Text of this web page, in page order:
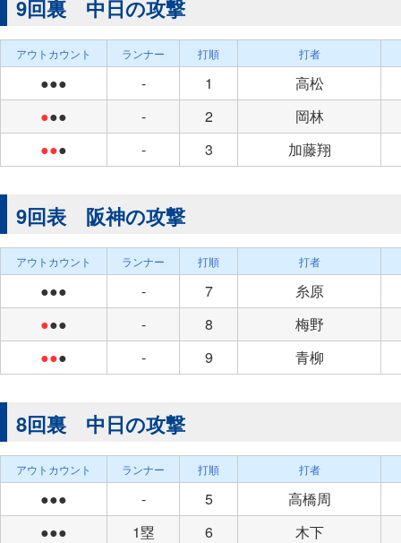
9回裏 中日の攻撃
アウトカウント ランナー 打順 打者
●●● - 1
高松
●●● - 2
岡林
●●● - 3 加藤翔
9回表 阪神の攻撃
アウトカウント ランナー 打順 打者
●●● - 7
糸原
●●● - 8
梅野
●●● - 9 青柳
8回裏 中日の攻撃
アウトカウント ランナー 打順 打者
●●● - 5
高橋周
●●●
1塁 6
木下